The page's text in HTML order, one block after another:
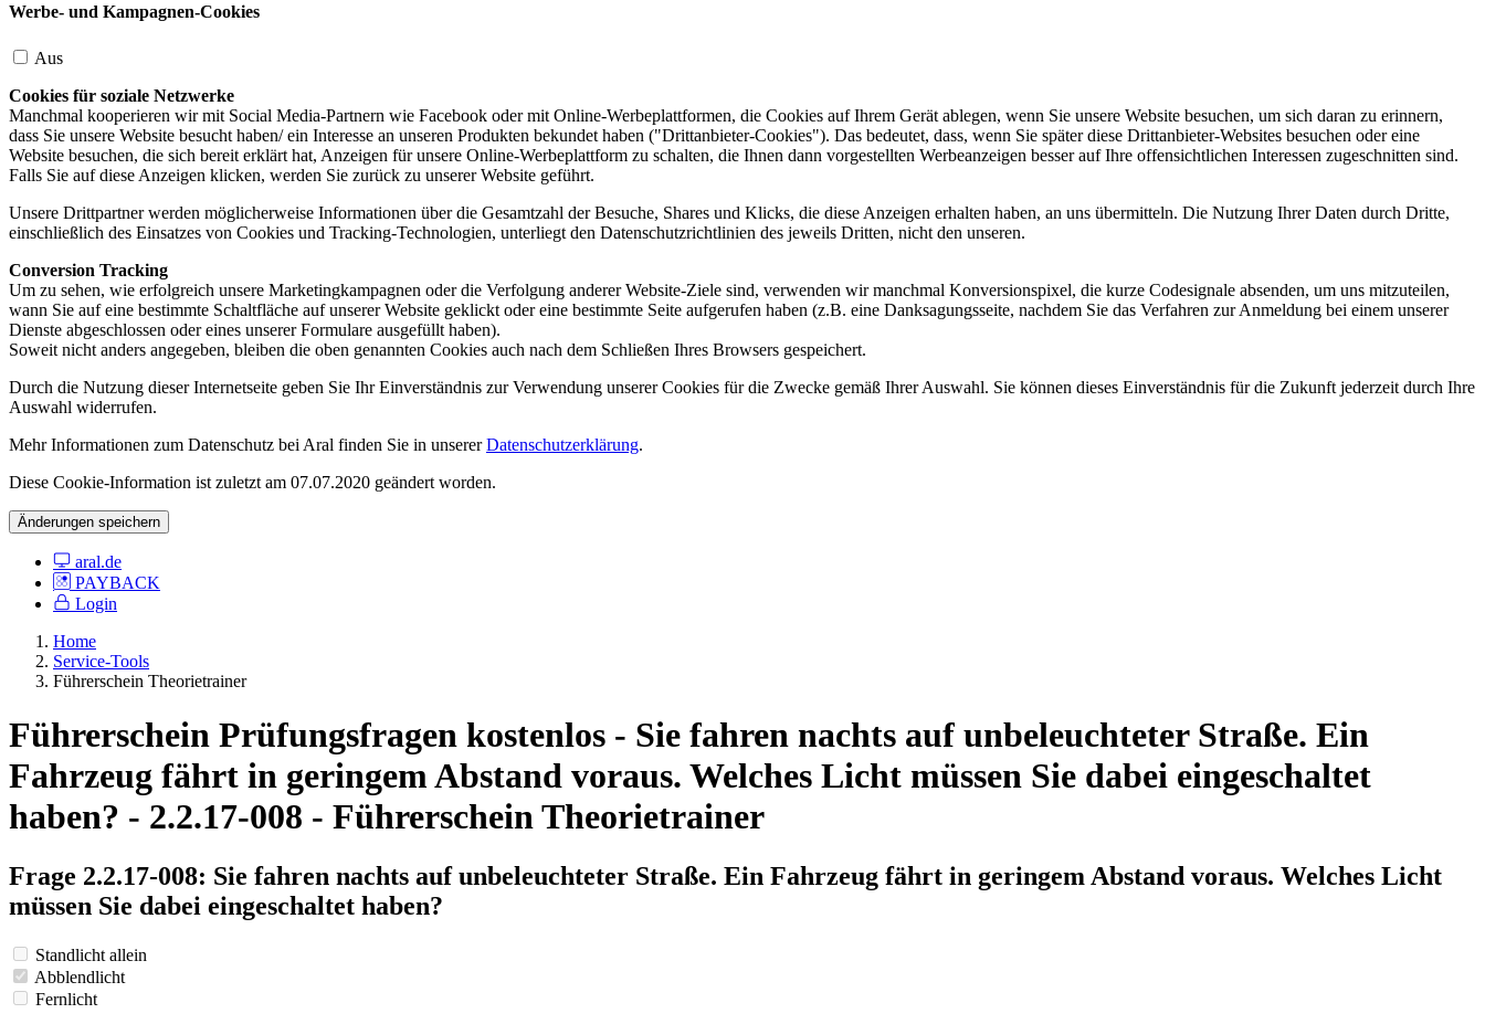
Werbe- und Kampagnen-Cookies
Aus
Cookies für soziale Netzwerke
Manchmal kooperieren wir mit Social Media-Partnern wie Facebook oder mit Online-Werbeplattformen, die Cookies auf Ihrem Gerät ablegen, wenn Sie unsere Website besuchen, um sich daran zu erinnern,
dass Sie unsere Website besucht haben/ ein Interesse an unseren Produkten bekundet haben ("Drittanbieter-Cookies"). Das bedeutet, dass, wenn Sie später diese Drittanbieter-Websites besuchen oder eine
Website besuchen, die sich bereit erklärt hat, Anzeigen für unsere Online-Werbeplattform zu schalten, die Ihnen dann vorgestellten Werbeanzeigen besser auf Ihre offensichtlichen Interessen zugeschnitten sind.
Falls Sie auf diese Anzeigen klicken, werden Sie zurück zu unserer Website geführt.
Unsere Drittpartner werden möglicherweise Informationen über die Gesamtzahl der Besuche, Shares und Klicks, die diese Anzeigen erhalten haben, an uns übermitteln. Die Nutzung Ihrer Daten durch Dritte,
einschließlich des Einsatzes von Cookies und Tracking-Technologien, unterliegt den Datenschutzrichtlinien des jeweils Dritten, nicht den unseren.
Conversion Tracking
Um zu sehen, wie erfolgreich unsere Marketingkampagnen oder die Verfolgung anderer Website-Ziele sind, verwenden wir manchmal Konversionspixel, die kurze Codesignale absenden, um uns mitzuteilen,
wann Sie auf eine bestimmte Schaltfläche auf unserer Website geklickt oder eine bestimmte Seite aufgerufen haben (z.B. eine Danksagungsseite, nachdem Sie das Verfahren zur Anmeldung bei einem unserer
Dienste abgeschlossen oder eines unserer Formulare ausgefüllt haben).
Soweit nicht anders angegeben, bleiben die oben genannten Cookies auch nach dem Schließen Ihres Browsers gespeichert.
Durch die Nutzung dieser Internetseite geben Sie Ihr Einverständnis zur Verwendung unserer Cookies für die Zwecke gemäß Ihrer Auswahl. Sie können dieses Einverständnis für die Zukunft jederzeit durch Ihre
Auswahl widerrufen.
Mehr Informationen zum Datenschutz bei Aral finden Sie in unsererDatenschutzerklärung.
Diese Cookie-Information ist zuletzt am 07.07.2020 geändert worden.
Änderungen speichern
aral.de
PAYBACK
Login
Home
Service-Tools
Führerschein Theorietrainer
Führerschein Prüfungsfragen kostenlos - Sie fahren nachts auf unbeleuchteter Straße. Ein
Fahrzeug fährt in geringem Abstand voraus. Welches Licht müssen Sie dabei eingeschaltet
haben? - 2.2.17-008 - Führerschein Theorietrainer
Frage 2.2.17-008: Sie fahren nachts auf unbeleuchteter Straße. Ein Fahrzeug fährt in geringem Abstand voraus. Welches Licht
müssen Sie dabei eingeschaltet haben?
Standlicht allein
Abblendlicht
Fernlicht